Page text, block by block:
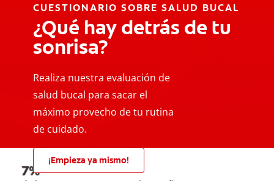
CUESTIONARIO SOBRE SALUD BUCAL
¿Qué hay detrás de tu
sonrisa?
Realiza nuestra evaluación de
salud bucal para sacar el
máximo provecho de tu rutina
de cuidado.
¡Empieza ya mismo!